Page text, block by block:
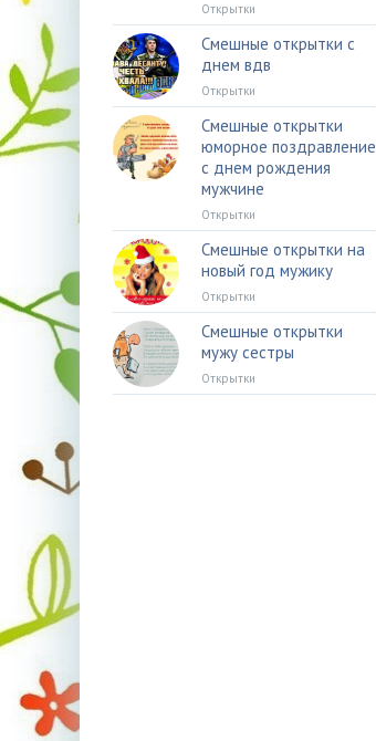
Открытки
Смешные открытки с
днем вдв
Открытки
Смешные открытки
юморное поздравление
с днем рождения
мужчине
Открытки
Смешные открытки на
новый год мужику
Открытки
Смешные открытки
мужу сестры
Открытки